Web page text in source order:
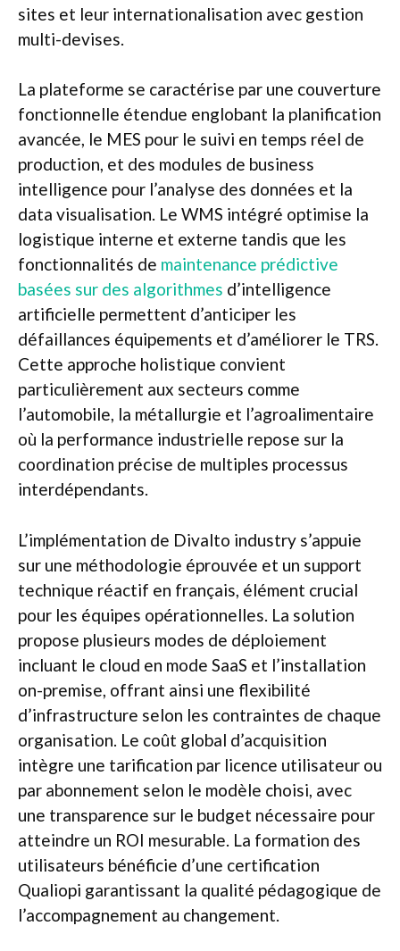
sites et leur internationalisation avec gestion
multi-devises.
La plateforme se caractérise par une couverture
fonctionnelle étendue englobant la planification
avancée, le MES pour le suivi en temps réel de
production, et des modules de business
intelligence pour l’analyse des données et la
data visualisation. Le WMS intégré optimise la
logistique interne et externe tandis que les
fonctionnalités de maintenance prédictive
basées sur des algorithmes d’intelligence
artificielle permettent d’anticiper les
défaillances équipements et d’améliorer le TRS.
Cette approche holistique convient
particulièrement aux secteurs comme
l’automobile, la métallurgie et l’agroalimentaire
où la performance industrielle repose sur la
coordination précise de multiples processus
interdépendants.
L’implémentation de Divalto industry s’appuie
sur une méthodologie éprouvée et un support
technique réactif en français, élément crucial
pour les équipes opérationnelles. La solution
propose plusieurs modes de déploiement
incluant le cloud en mode SaaS et l’installation
on-premise, offrant ainsi une flexibilité
d’infrastructure selon les contraintes de chaque
organisation. Le coût global d’acquisition
intègre une tarification par licence utilisateur ou
par abonnement selon le modèle choisi, avec
une transparence sur le budget nécessaire pour
atteindre un ROI mesurable. La formation des
utilisateurs bénéficie d’une certification
Qualiopi garantissant la qualité pédagogique de
l’accompagnement au changement.